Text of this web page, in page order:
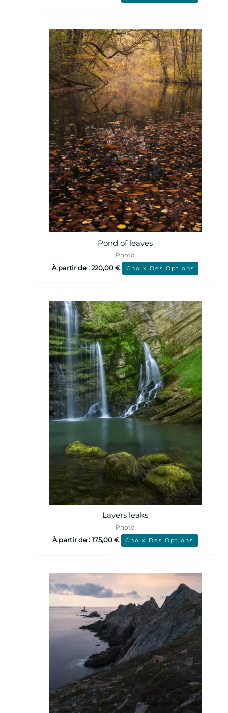
Pond of leaves
Photo
À partir de :220,00€ Choix Des Options
Layers leaks
Photo
À partir de :175,00€ Choix Des Options